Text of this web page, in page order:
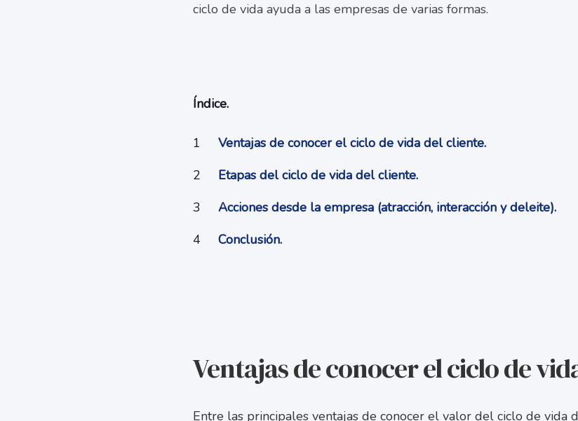
ciclo de vida ayuda a las empresas de varias formas.
Índice.
Ventajas de conocer el ciclo de vida del cliente.
Etapas del ciclo de vida del cliente.
Acciones desde la empresa (atracción, interacción y deleite).
Conclusión.
Ventajas de conocer el ciclo de
Entre las principales ventajas de conocer el valor del ciclo de vida